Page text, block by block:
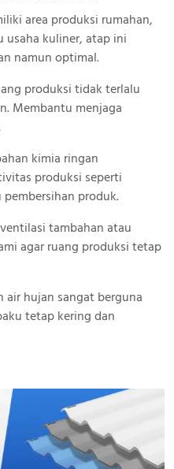
area produksi rumahan,
usaha kuliner, atap ini
namun optimal.
produksi tidak terlalu
Membantu menjaga
kimia ringan
produksi seperti
produk.
tambahan atau
agar ruang produksi tetap
air hujan sangat berguna
tetap kering dan